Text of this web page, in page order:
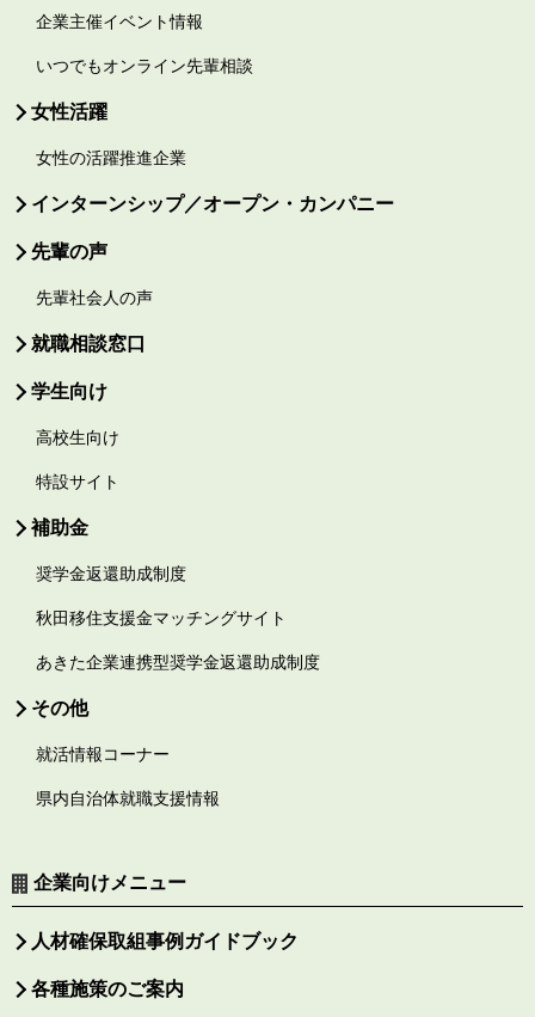
企業主催イベント情報
いつでもオンライン先輩相談
女性活躍
女性の活躍推進企業
インターンシップ／オープン・カンパニー
先輩の声
先輩社会人の声
就職相談窓口
学生向け
高校生向け
特設サイト
補助金
奨学金返還助成制度
秋田移住支援金マッチングサイト
あきた企業連携型奨学金返還助成制度
その他
就活情報コーナー
県内自治体就職支援情報
企業向けメニュー
人材確保取組事例ガイドブック
各種施策のご案内